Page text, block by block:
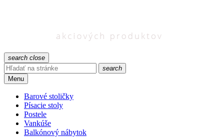
search close
search
Menu
Barové stoličky
Písacie stoly
Postele
Vankúše
Balkónový nábytok